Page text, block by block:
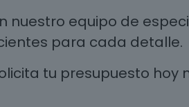
nuestro equipo de
para cada detalle.
tu presupuesto hoy